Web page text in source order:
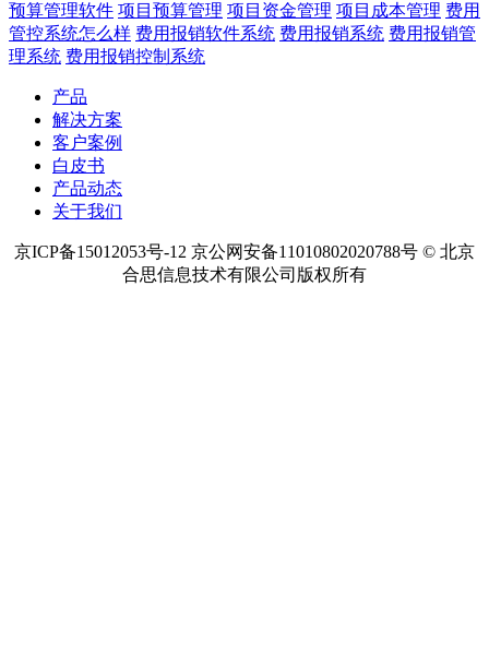
预算管理软件 项目预算管理 项目资金管理 项目成本管理 费用
管控系统怎么样 费用报销软件系统 费用报销系统 费用报销管
理系统 费用报销控制系统
产品
解决方案
客户案例
白皮书
产品动态
关于我们
京ICP备15012053号-12 京公网安备11010802020788号 © 北京
合思信息技术有限公司版权所有